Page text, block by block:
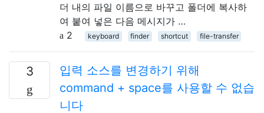
더 내의 파일 이름으로 바꾸고 폴더에 복사하
여 붙여 넣은 다음 메시지가 …
2
keyboard finder shortcut file-transfer
3
입력 소스를 변경하기 위해
command + space를 사용할 수 없습
니다